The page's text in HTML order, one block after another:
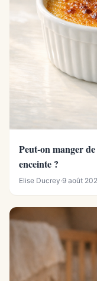
Peut-on manger
enceinte ?
Elise Ducrey·9 août